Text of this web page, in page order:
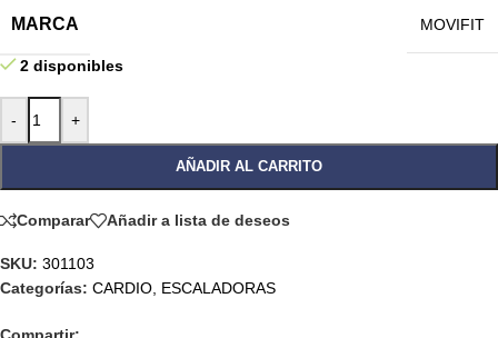
MARCA MOVIFIT
2 disponibles
- +
AÑADIR AL CARRITO
Comparar Añadir a lista de deseos
SKU: 301103
Categorías: CARDIO ESCALADORAS